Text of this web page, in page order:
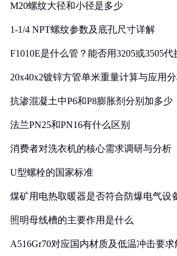
M20螺纹大径和小径是多少
1-1/4 NPT螺纹参数及底孔尺寸详解
F1010E是什么管？能否用3205或3505代
20x40x2镀锌方管单米重量计算与应用
抗渗混凝土中P6和P8膨胀剂分别加多少
法兰PN25和PN16有什么区别
消费者对洗衣机的核心需求调研与分析
U型螺栓的国家标准
煤矿用电热取暖器是否符合防爆电气设
照明母线槽的主要作用是什么
A516Gr70对应国内材质及低温冲击要求